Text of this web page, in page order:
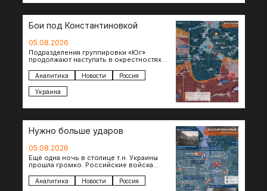
Бои под Константиновкой
05.08.2026
Подразделения группировки «Юг»
продолжают наступать в окрестностях
города. Пока на восточном фланге идут
ожесточенные бои за окраины…
Аналитика Новости Россия
Украина
Нужно больше ударов
05.08.2026
Ещё одна ночь в столице т.н. Украины
прошла громко. Российские войска
объекты и предприятия в Киеве и
окрестностях….
Аналитика Новости Россия